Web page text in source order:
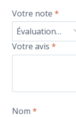
Votre note *
Votre avis *
Nom *